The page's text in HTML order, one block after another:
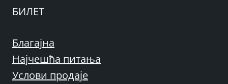
БИЛЕТ
Благајна
Најчешћа питања
Услови продаје